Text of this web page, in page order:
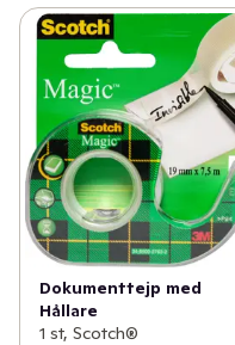
Dokumenttejp med
Hållare
1 st, Scotch®